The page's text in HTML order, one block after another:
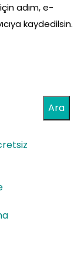
adım, e-
kaydedilsin.
Ara